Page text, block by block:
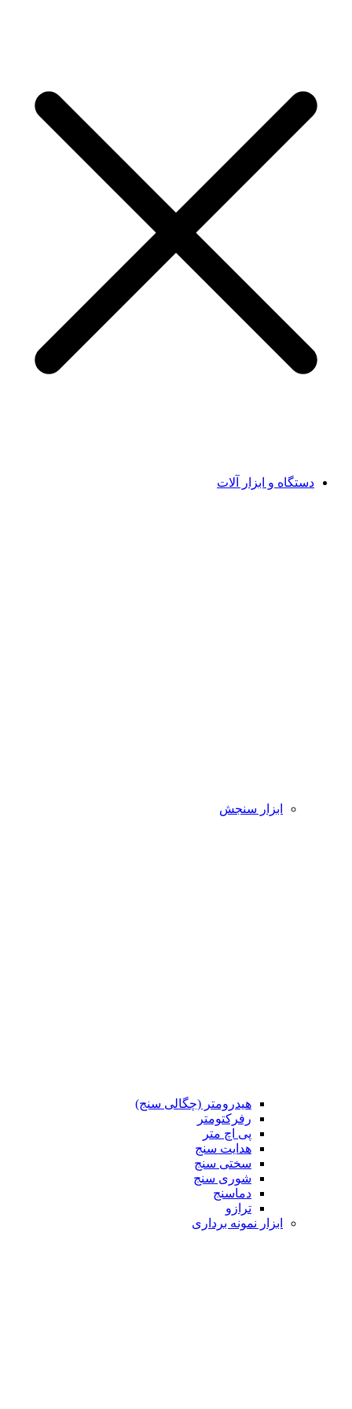
دستگاه و ابزار آلات
ابزار سنجش
هیدرومتر (چگالی سنج)
رفرکتومتر
پی اچ متر
هدایت سنج
سختی سنج
شوری سنج
دماسنج
ترازو
ابزار نمونه برداری